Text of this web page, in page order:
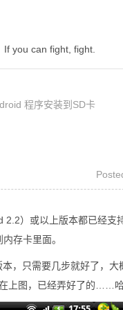
If you can fight, fight.
程序安装到SD卡
2.2）或以上版本都已经支
存卡里面。
，只需要几步就好了，
上图，已经弄好了的……